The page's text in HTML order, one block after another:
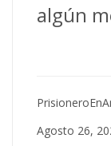
algún
Agosto 26,